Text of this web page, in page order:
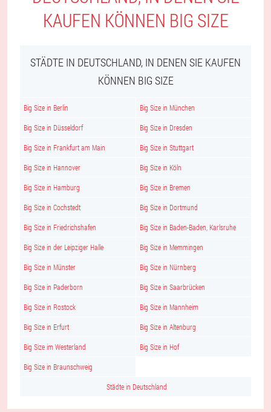
KAUFEN KÖNNEN BIG SIZE
STÄDTE IN DEUTSCHLAND, IN DENEN SIE KAUFEN
KÖNNEN BIG SIZE
Big Size in Berlin Big Size in München
Big Size in Düsseldorf Big Size in Dresden
Big Size in Frankfurt am Main Big Size in Stuttgart
Big Size in Hannover Big Size in Köln
Big Size in Hamburg Big Size in Bremen
Big Size in Cochstedt Big Size in Dortmund
Big Size in Friedrichshafen Big Size in Baden-Baden, Karlsruhe
Big Size in der Leipziger Halle Big Size in Memmingen
Big Size in Münster Big Size in Nürnberg
Big Size in Paderborn Big Size in Saarbrücken
Big Size in Rostock Big Size in Mannheim
Big Size in Erfurt Big Size in Altenburg
Big Size im Westerland Big Size in Hof
Big Size in Braunschweig
Städte in Deutschland